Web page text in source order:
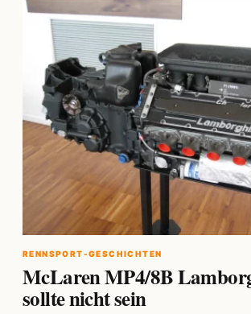
RENNSPORT-GESCHICHTEN
McLaren MP4/8B
sollte nicht sein